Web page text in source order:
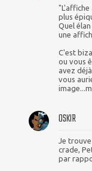
plus
Quel
une
C'est
ou vous
avez
vous
OSKIR
Je
crade,
par